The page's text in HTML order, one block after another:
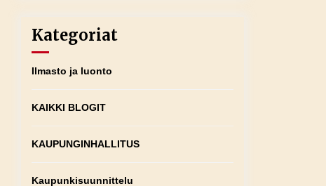
Kategoriat
Ilmasto ja luonto
KAIKKI BLOGIT
KAUPUNGINHALLITUS
Kaupunkisuunnittelu